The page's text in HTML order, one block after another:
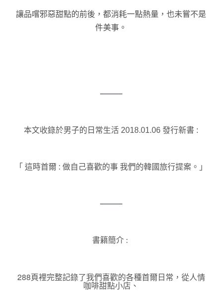
讓品嚐邪惡甜點的前後，都消耗一點熱量，也未嘗不是
件美事。
———
本文收錄於男子的日常生活 2018.01.06 發行新書 :
「 這時首爾 : 做自己喜歡的事 我們的韓國旅行提案 。」
———
書籍簡介 :
288頁裡完整記錄了我們喜歡的各種首爾日常， 從人情
咖啡甜點小店、